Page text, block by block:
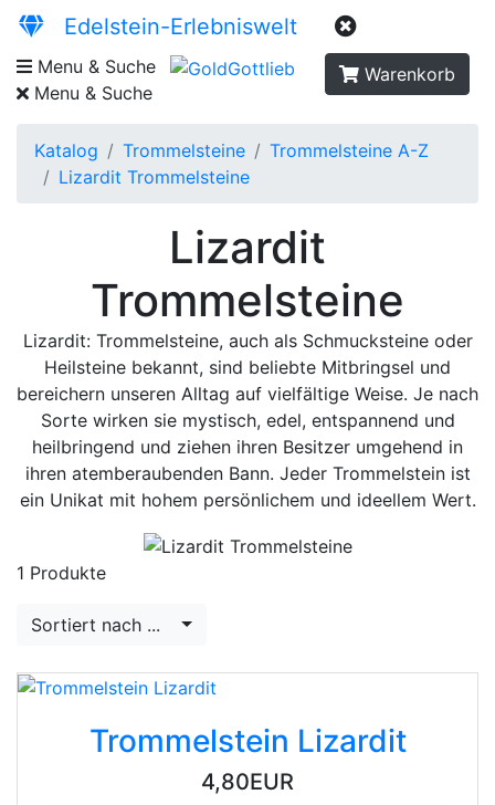
Edelstein-Erlebniswelt
Menu & Suche
Menu & Suche
Warenkorb
Katalog Trommelsteine
Trommelsteine A-Z
Lizardit Trommelsteine
Lizardit
Trommelsteine
Lizardit: Trommelsteine, auch als Schmucksteine oder
Heilsteine bekannt, sind beliebte Mitbringsel und
bereichern unseren Alltag auf vielfältige Weise. Je nach
Sorte wirken sie mystisch, edel, entspannend und
heilbringend und ziehen ihren Besitzer umgehend in
ihren atemberaubenden Bann. Jeder Trommelstein ist
ein Unikat mit hohem persönlichem und ideellem Wert.
1 Produkte
Sortiert nach ...
Trommelstein Lizardit
4,80EUR